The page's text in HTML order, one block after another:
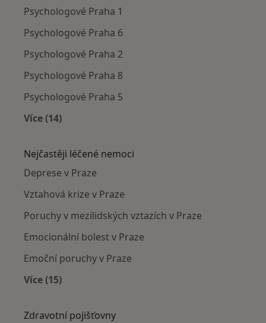
Psychologové Praha 1
Psychologové Praha 6
Psychologové Praha 2
Psychologové Praha 8
Psychologové Praha 5
Více (14)
Nejčastěji léčené nemoci
Deprese v Praze
Vztahová krize v Praze
Poruchy v mezilidských vztazích v Praze
Emocionální bolest v Praze
Emoční poruchy v Praze
Více (15)
Zdravotní pojišťovny